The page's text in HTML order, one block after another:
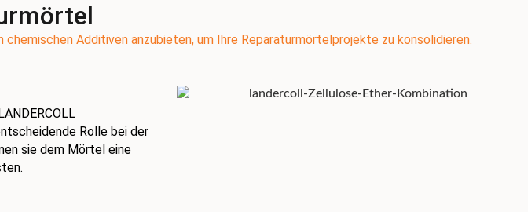
Additiven anzubieten, um Ihre Reparaturmörtelprojekte zu konsolidieren.
Rolle bei der
sie dem Mörtel eine